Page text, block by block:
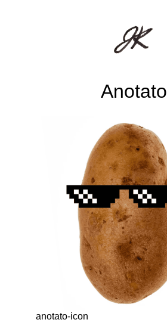
Anotato
anotato-icon